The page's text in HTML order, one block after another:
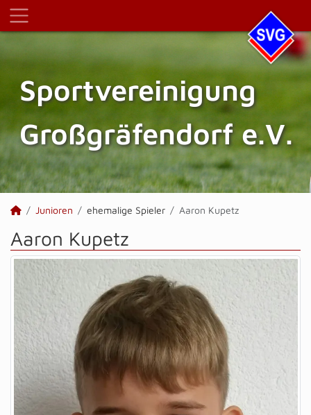
Sportvereinigung
Großgräfendorf e.V.
Junioren ehemalige Spieler Aaron Kupetz
Aaron Kupetz